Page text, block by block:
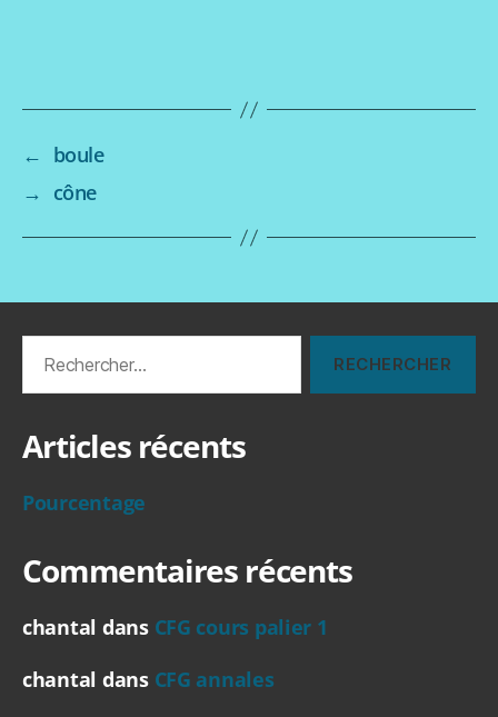
← boule
→ cône
Articles récents
Pourcentage
Commentaires récents
chantal dans CFG cours palier 1
chantal dans CFG annales